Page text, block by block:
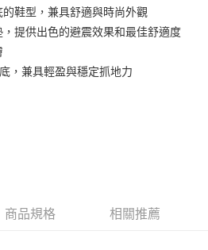
鞋型，兼具舒適與時尚外觀
提供出色的避震效果和最佳舒適度
，兼具輕盈與穩定抓地力
商品規格 相關推薦